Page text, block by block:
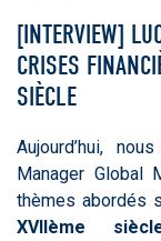
[INTERVIEW]
CRISES
SIÈCLE
Aujourd’hui,
Manager Global
thèmes abordés
XVIIème